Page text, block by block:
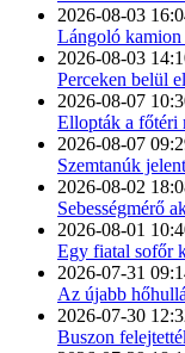
2026-08-03
Lángoló kamion
2026-08-03
Perceken belül
2026-08-07
Ellopták a főtéri
2026-08-07
Szemtanúk
2026-08-02
Sebességmérő
2026-08-01
Egy fiatal sofőr
2026-07-31
Az újabb
2026-07-30
Buszon